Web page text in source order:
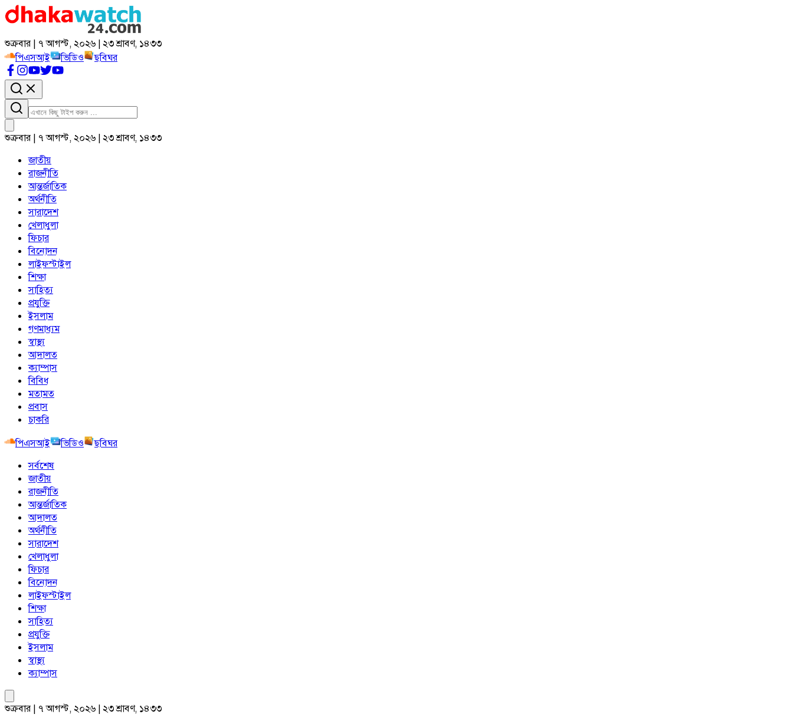
শুক্রবার | ৭ আগস্ট, ২০২৬ | ২৩ শ্রাবণ, ১৪৩৩
পিএসআই
ভিডিও ছবিঘর
শুক্রবার | ৭ আগস্ট, ২০২৬ | ২৩ শ্রাবণ, ১৪৩৩
জাতীয়
রাজনীতি
আন্তর্জাতিক
অর্থনীতি
সারাদেশ
খেলাধুলা
ফিচার
বিনোদন
লাইফস্টাইল
শিক্ষা
সাহিত্য
প্রযুক্তি
ইসলাম
গণমাধ্যম
স্বাস্থ্য
আদালত
ক্যাম্পাস
বিবিধ
মতামত
প্রবাস
চাকরি
পিএসআই
ভিডিও
ছবিঘর
সর্বশেষ
জাতীয়
রাজনীতি
আন্তর্জাতিক
আদালত
অর্থনীতি
সারাদেশ
খেলাধুলা
ফিচার
বিনোদন
লাইফস্টাইল
শিক্ষা
সাহিত্য
প্রযুক্তি
ইসলাম
স্বাস্থ্য
ক্যাম্পাস
শুক্রবার | ৭ আগস্ট, ২০২৬ | ২৩ শ্রাবণ, ১৪৩৩